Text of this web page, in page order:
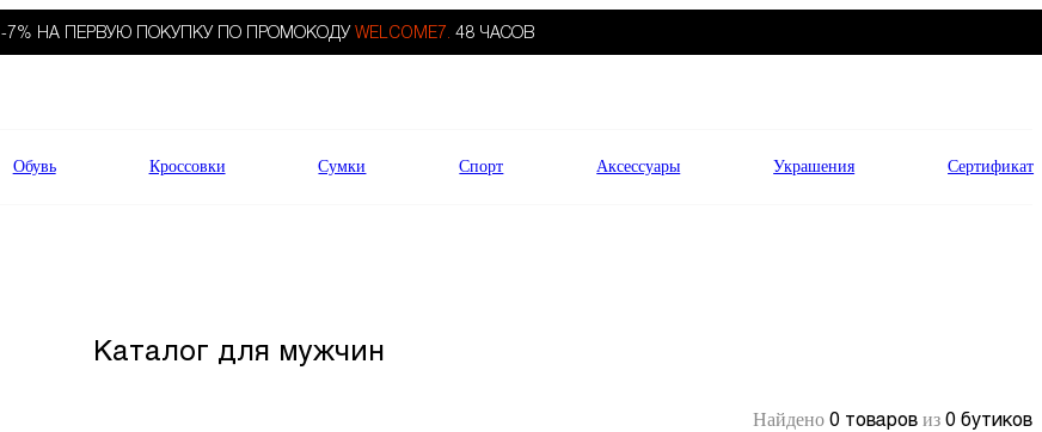
-7% НА ПЕРВУЮ ПОКУПКУ ПО ПРОМОКОДУ WELCOME7. 48 ЧАСОВ
Обувь Кроссовки Сумки Спорт Аксессуары Украшения Сертификат
Каталог для мужчин
Найдено 0 товаров из 0 бутиков